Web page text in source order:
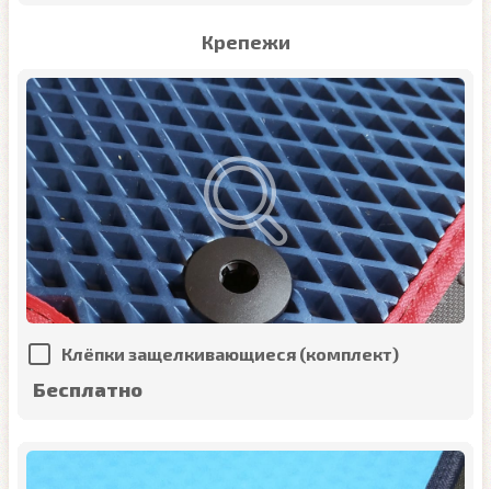
Крепежи
Клёпки защелкивающиеся (комплект)
Бесплатно